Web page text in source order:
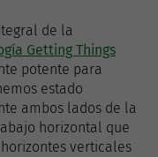
de la
Getting Things
potente para
estado
ambos lados de la
horizontal que
verticales